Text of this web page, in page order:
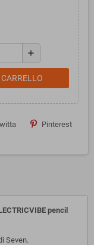
add
Pinterest
pencil
Seven.